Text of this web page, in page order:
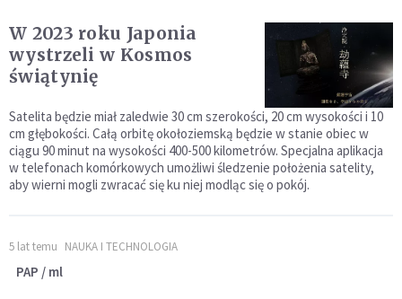
W 2023 roku Japonia
wystrzeli w Kosmos
świątynię
Satelita będzie miał zaledwie 30 cm szerokości, 20 cm wysokości i 10
cm głębokości. Całą orbitę okołoziemską będzie w stanie obiec w
ciągu 90 minut na wysokości 400-500 kilometrów. Specjalna aplikacja
w telefonach komórkowych umożliwi śledzenie położenia satelity,
aby wierni mogli zwracać się ku niej modląc się o pokój.
5 lat temu NAUKA I TECHNOLOGIA
PAP / ml